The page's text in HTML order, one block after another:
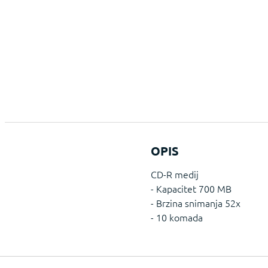
OPIS
CD-R medij
- Kapacitet 700 MB
- Brzina snimanja 52x
- 10 komada